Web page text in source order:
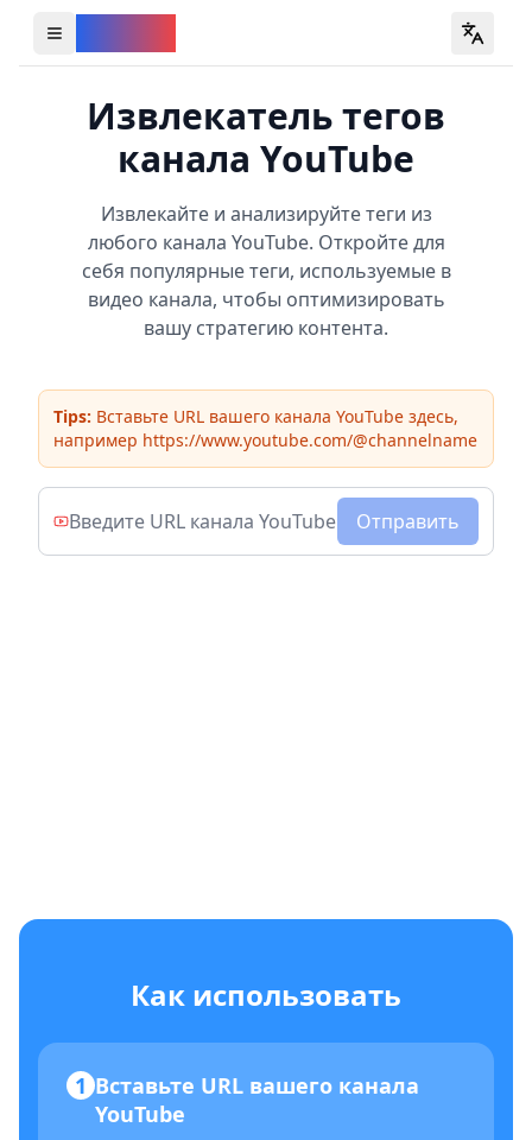
Open all YouTube tools
Извлекатель тегов
канала YouTube
Извлекайте и анализируйте теги из
любого канала YouTube. Откройте для
себя популярные теги, используемые в
видео канала, чтобы оптимизировать
вашу стратегию контента.
Tips: Вставьте URL вашего канала YouTube здесь,
например https://www.youtube.com/@channelname
Отправить
Как использовать
1 Вставьте URL вашего канала
YouTube